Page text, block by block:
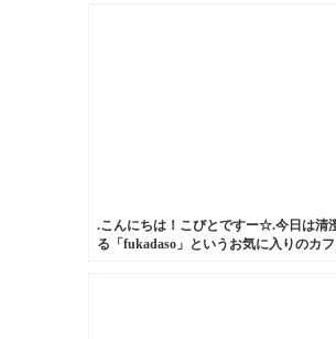
.こんにちは！こびとですー☆.今日は清
る「fukadaso」というお気に入りのカ